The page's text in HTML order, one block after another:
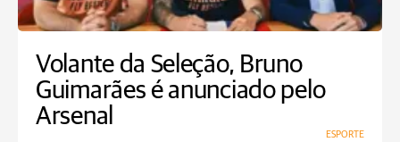
Volante da Seleção, Bruno
Guimarães é anunciado pelo
Arsenal
ESPORTE